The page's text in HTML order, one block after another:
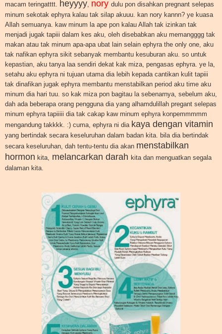
macam teringatttt. heyyyy nory dulu pon disahkan pregnant selepas
minum sekotak ephyra kalau tak silap akuuu. kan nory kannn? ye kuasa
Allah semuanya. kaw minum la ape pon kalau Allah tak izinkan tak
menjadi jugak tapiii dalam kes aku, oleh disebabkan aku memangggg tak
makan atau tak minum apa-apa ubat lain selain ephyra the only one, aku
tak nafikan ephyra sikit sebanyak membantu kesuburan aku. so untuk
kepastian, aku tanya laa sendiri dekat kak miza, pengasas ephyra. ye la,
setahu aku ephyra ni tujuan utama dia lebih kepada cantikan kulit tapiii
tak dinafikan jugak ephyra membantu menstabilkan period aku time aku
minum dia hari tuu. so kak miza pon bagitau la sebenarnya, sebelum aku,
dah ada beberapa orang pengguna dia yang alhamdulillah pregant selepas
minum ephyra tapiiiii dia tak cakap kaw minum ephyra konpemmmmm
mengandung takkkk. :) cuma, ephyra ni dia kaya dengan vitamin
yang bertindak secara keseluruhan dalam badan kita. bila dia bertindak
secara keseluruhan, dah tentu-tentu dia akan menstabilkan
hormon kita, melancarkan darah kita dan menguatkan segala
dalaman kita.